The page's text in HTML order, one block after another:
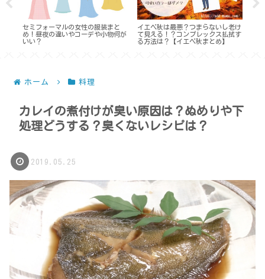
セミフォーマルの女性の服装まと
め！昼夜の違いやコーデや小物何が
いい？
イエベ秋は最悪？つまらないし老け
て見える！？コンプレックス払拭す
る方法は？【イエベ秋まとめ】
ホーム 料理
カレイの煮付けが臭い原因は？ぬめりや下
処理どうする？臭くないレシピは？
2019.05.25